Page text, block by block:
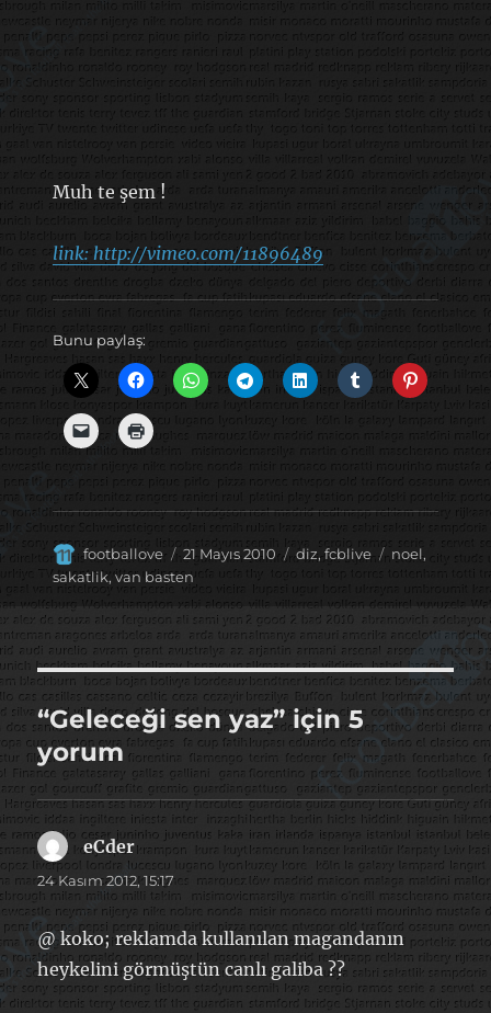
Muh te şem !
link: http://vimeo.com/11896489
Bunu paylaş:
Yazar
footballove
Yayın
tarihi
21 Mayıs 2010 Kategoriler
diz, fcblive Etiketler
noel,
sakatlik, van basten
“Geleceği sen yaz” için 5
yorum
eCderdedi
ki:
24 Kasım 2012, 15:17
@ koko; reklamda kullanılan magandanın
heykelini görmüştün canlı galiba ??